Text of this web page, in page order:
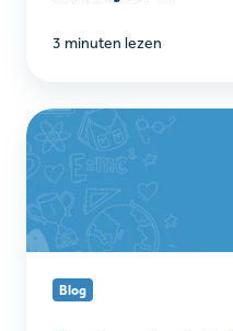
3 minuten lezen
Hoe
Learnbeat
de
les
van
docent
Doornewaard
Blog